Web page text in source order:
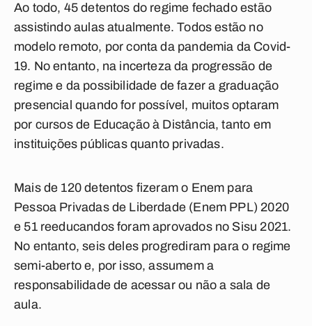
Ao todo, 45 detentos do regime fechado estão
assistindo aulas atualmente. Todos estão no
modelo remoto, por conta da pandemia da Covid-
19. No entanto, na incerteza da progressão de
regime e da possibilidade de fazer a graduação
presencial quando for possível, muitos optaram
por cursos de Educação à Distância, tanto em
instituições públicas quanto privadas.
Mais de 120 detentos fizeram o Enem para
Pessoa Privadas de Liberdade (Enem PPL) 2020
e 51 reeducandos foram aprovados no Sisu 2021.
No entanto, seis deles progrediram para o regime
semi-aberto e, por isso, assumem a
responsabilidade de acessar ou não a sala de
aula.